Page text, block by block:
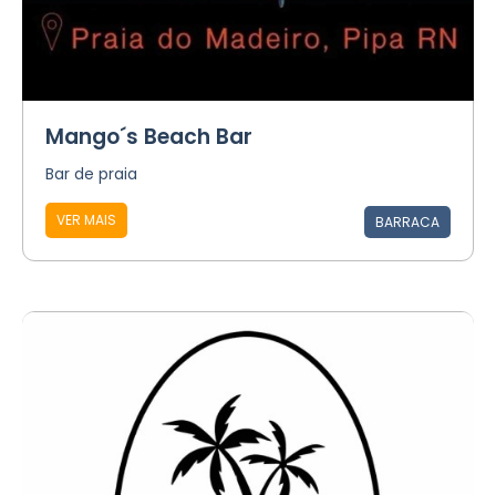
Mango´s Beach Bar
Bar de praia
VER MAIS BARRACA